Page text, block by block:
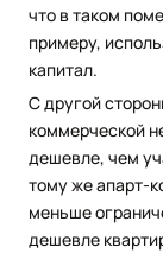
что в таком
примеру,
капитал.
С другой
коммерческой
дешевле, чем
тому же апарт-
меньше
дешевле